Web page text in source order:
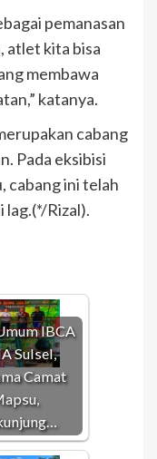
pemanasan
atlet kita bisa
membawa
katanya.
cabang
Pada eksibisi
cabang ini telah
Rizal).
IBCA
Sulsel,
Camat